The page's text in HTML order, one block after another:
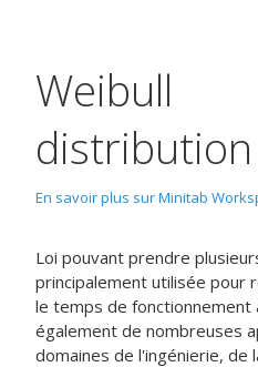
Weibull
distribution
En savoir plus sur Minitab
Loi pouvant prendre
principalement utilisée pour
le temps de fonctionnement
également de nombreuses
domaines de l'ingénierie, de